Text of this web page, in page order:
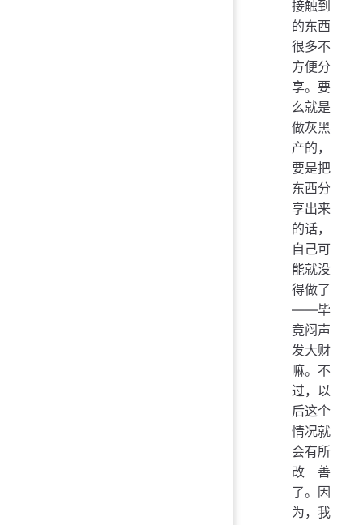
接触到
的东西
很多不
方便分
享。要
么就是
做灰黑
产的，
要是把
东西分
享出来
的话，
自己可
能就没
得做了
——毕
竟闷声
发大财
嘛。不
过，以
后这个
情况就
会有所
改善
了。因
为，我